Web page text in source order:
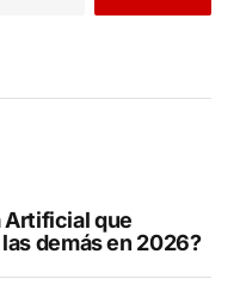
Artificial que
demás en 2026?